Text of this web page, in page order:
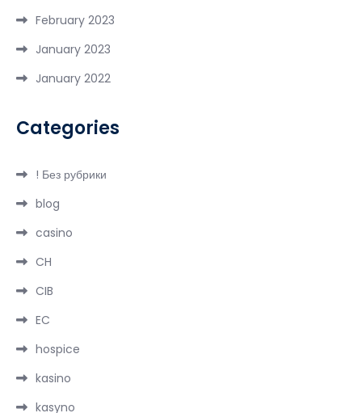
February 2023
January 2023
January 2022
Categories
! Без рубрики
blog
casino
CH
CIB
EC
hospice
kasino
kasyno